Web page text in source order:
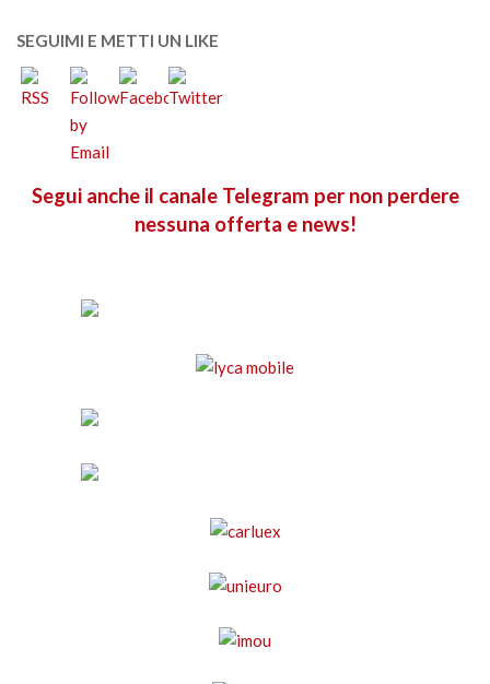
SEGUIMI E METTI UN LIKE
Segui anche il canale Telegram per non perdere
nessuna offerta e news!